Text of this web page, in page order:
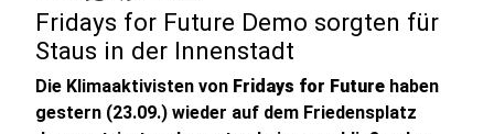
Fridays for Future Demo sorgten für
Staus in der Innenstadt
Die Klimaaktivisten von Fridays for Future haben
gestern (23.09.) wieder auf dem Friedensplatz